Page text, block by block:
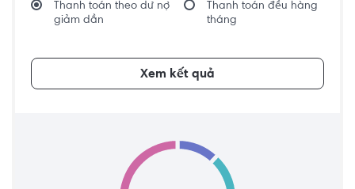
Thanh toán theo dư nợ
giảm dần
Thanh toán đều hàng
tháng
Xem kết quả